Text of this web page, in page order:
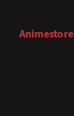
Animestore